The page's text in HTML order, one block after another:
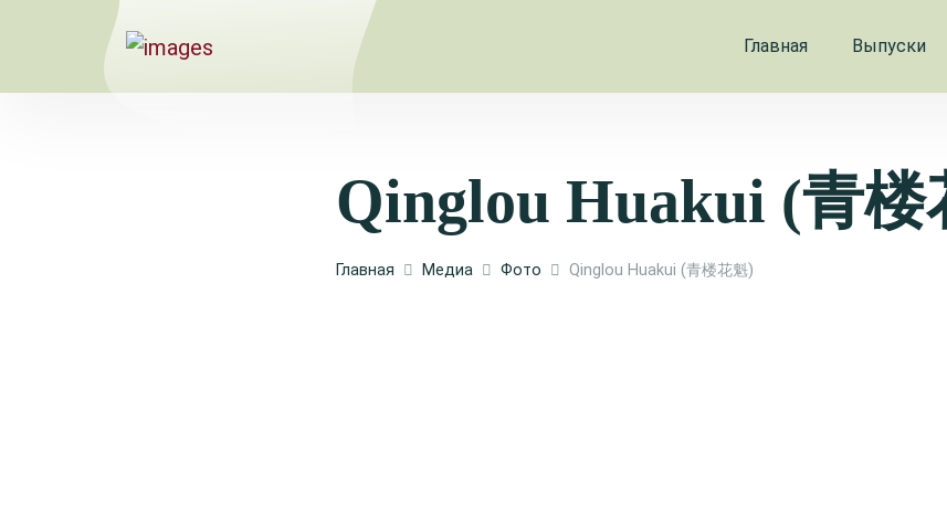
Главная Выпуски
Qinglou Huakui (青楼
Главная Медиа Фото Qinglou Huakui (青楼花魁)